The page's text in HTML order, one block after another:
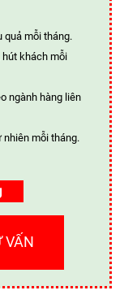
quả mỗi tháng.
hút khách mỗi
ngành hàng liên
mỗi tháng.
VẤN